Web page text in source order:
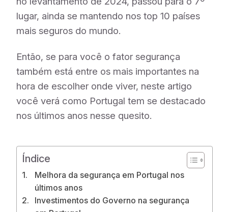
lugar, ainda se mantendo nos top 10 países
mais seguros do mundo.
Então, se para você o fator segurança
também está entre os mais importantes na
hora de escolher onde viver, neste artigo
você verá como Portugal tem se destacado
nos últimos anos nesse quesito.
Índice
Melhora da segurança em Portugal nos
últimos anos
Investimentos do Governo na segurança